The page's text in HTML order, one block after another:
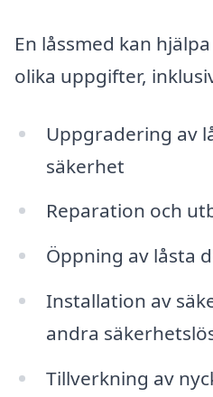
En låssmed kan
olika uppgifter,
Uppgradering av
säkerhet
Reparation och
Öppning av låsta
Installation av
andra
Tillverkning av